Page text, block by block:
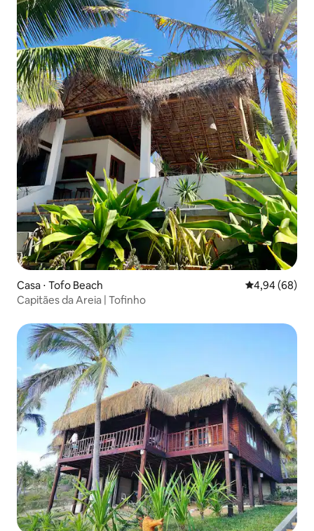
Casa ⋅ Tofo Beach 4,94 de uma
4,94 (68)
Capitães da Areia | Tofinho